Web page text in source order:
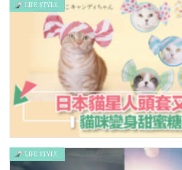
兩個相鄰保溫箱的小Baby，他們的名字，叫
日本貓星人頭套又來了，貓咪變身甜蜜糖果！
LIFE STYLE
LIFE STYLE